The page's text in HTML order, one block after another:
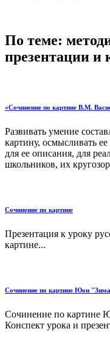
По теме:
презентации и
«Сочинение по картине В.М.
Развивать умение
картину, осмысливать
для ее описания, для
школьников, их
Сочинение по картине
Презентация к уроку
картине...
Сочинение по картине Юон
Сочинение по картине
Конспект урока и